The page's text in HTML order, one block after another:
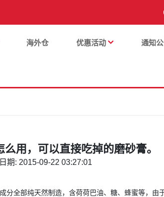
海外仓 优惠活动 通知
用，可以直接吃掉的磨砂膏。
期: 2015-09-22 03:27:01
分全部纯天然制造，含荷荷巴油、糖、蜂蜜等，由